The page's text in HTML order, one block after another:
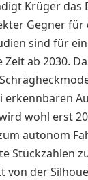
Krüger das
Gegner für
sind für
Zeit ab 2030.
erkennbaren
wohl erst
autonom
Stückzahlen
von der